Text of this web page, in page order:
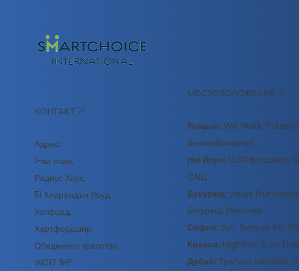
КОНТАКТ
Адрес:
1-ви етаж,
Радиус Хаус,
51 Кларъндън Роуд,
Уотфорд,
Хартфордшир,
Обединено кралство,
WD17 1HP
МЕСТОПОЛОЖЕНИЯ
Лондон: We Work, 51
Великобритания
Ню Йорк: 1430 Broadway
САЩ
Букурещ: улица Frumoasa
Букурещ, Румъния
София: бул. Витоша 48,
Краков: High5ive 2, ул.
Дубай: Трибуна Meydan,